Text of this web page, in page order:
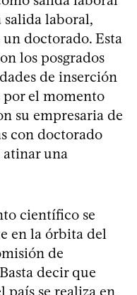
salida laboral,
doctorado. Esta
los posgrados
de inserción
por el momento
su empresaria de
con doctorado
atinar una
científico se
en la órbita del
de
decir que
país se realiza en